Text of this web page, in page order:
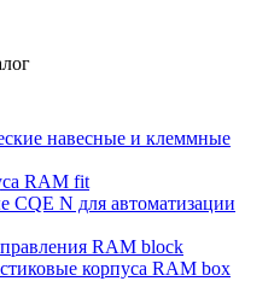
навесные и клеммные
RAM fit
CQE N для автоматизации
RAM block
корпуса RAM box